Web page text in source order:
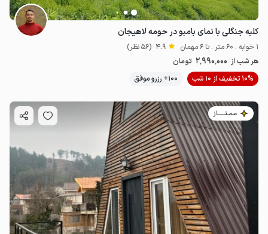
1.7میلیون ت 4.8
کلبه جنگلی با نمای بامبو در حومه لاهیجان
1 خوابه . 60 متر . تا 6 مهمان 4.9 (56 نظر)
هر شب از 2٬990٬000 تومان
10% تخفیف از 10 شب
100+ رزرو موفق
مـمـتــــــاز